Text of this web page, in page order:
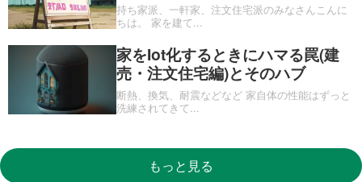
持ち家派、一軒家、注文住宅派のみなさんこんに
ちは。 家を建て...
家をIot化するときにハマる罠(建
売・注文住宅編)とそのハブ
断熱、換気、耐震などなど 家自体の性能はずっと
洗練されてきて...
もっと見る